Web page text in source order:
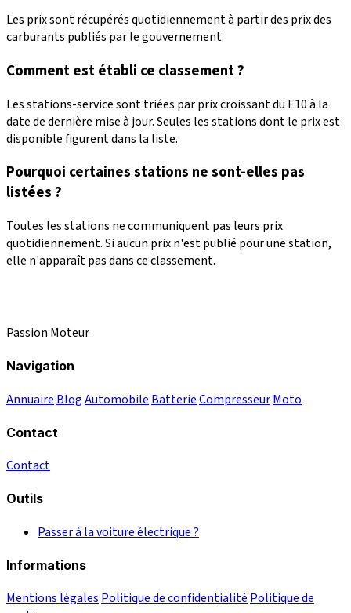
Les prix sont récupérés quotidiennement à partir des prix des
carburants publiés par le gouvernement.
Comment est établi ce classement ?
Les stations-service sont triées par prix croissant du E10 à la
date de dernière mise à jour. Seules les stations dont le prix est
disponible figurent dans la liste.
Pourquoi certaines stations ne sont-elles pas
listées ?
Toutes les stations ne communiquent pas leurs prix
quotidiennement. Si aucun prix n'est publié pour une station,
elle n'apparaît pas dans ce classement.
Passion Moteur
Navigation
Annuaire BlogAutomobile BatterieCompresseurMoto
Contact
Contact
Outils
Passer à la voiture électrique ?
Informations
Mentions légales Politique de confidentialité Politique de